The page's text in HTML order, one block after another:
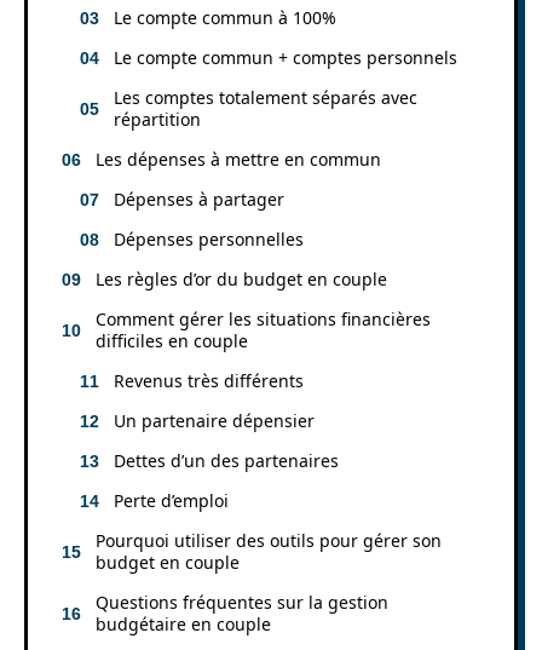
Le compte commun à 100%
Le compte commun + comptes personnels
Les comptes totalement séparés avec
répartition
Les dépenses à mettre en commun
Dépenses à partager
Dépenses personnelles
Les règles d’or du budget en couple
Comment gérer les situations financières
difficiles en couple
Revenus très différents
Un partenaire dépensier
Dettes d’un des partenaires
Perte d’emploi
Pourquoi utiliser des outils pour gérer son
budget en couple
Questions fréquentes sur la gestion
budgétaire en couple